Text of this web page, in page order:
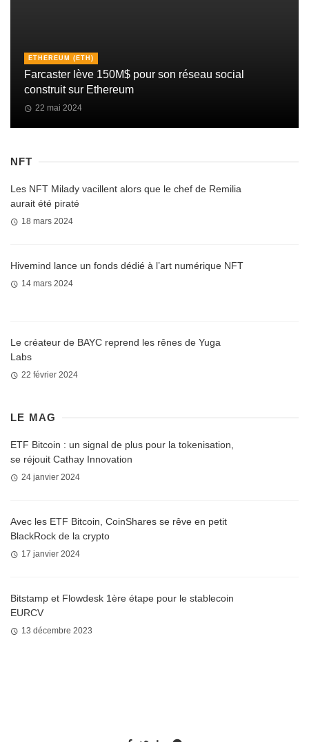
ETHEREUM (ETH)
Farcaster lève 150M$ pour son réseau social
construit sur Ethereum
22 mai 2024
NFT
Les NFT Milady vacillent alors que le chef de Remilia
aurait été piraté
18 mars 2024
Hivemind lance un fonds dédié à l’art numérique NFT
14 mars 2024
Le créateur de BAYC reprend les rênes de Yuga
Labs
22 février 2024
LE MAG
ETF Bitcoin : un signal de plus pour la tokenisation,
se réjouit Cathay Innovation
24 janvier 2024
Avec les ETF Bitcoin, CoinShares se rêve en petit
BlackRock de la crypto
17 janvier 2024
Bitstamp et Flowdesk 1ère étape pour le stablecoin
EURCV
13 décembre 2023